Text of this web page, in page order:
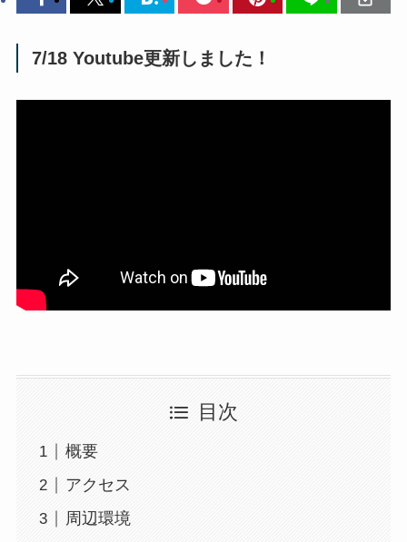
7/18 Youtube更新しました！
目次
概要
アクセス
周辺環境